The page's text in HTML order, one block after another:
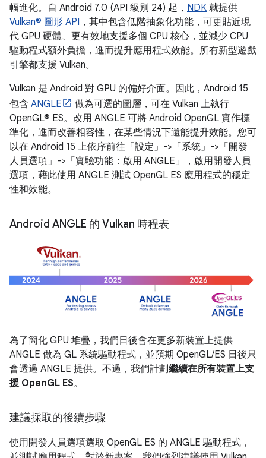
幅進化。自 Android 7.0 (API 級別 24) 起， NDK 就提供
Vulkan® 圖形 API ，其中包含低階抽象化功能，可更貼近現
代 GPU 硬體、更有效地支援多個 CPU 核心，並減少 CPU
驅動程式額外負擔，進而提升應用程式效能。所有新型遊戲
引擎都支援 Vulkan。
Vulkan 是 Android 對 GPU 的偏好介面。因此，Android 15
包含 ANGLE
做為可選的圖層，可在 Vulkan 上執行
OpenGL® ES。改用 ANGLE 可將 Android OpenGL 實作標
準化，進而改善相容性，在某些情況下還能提升效能。您可
以在 Android 15 上依序前往「設定」->「系統」->「開發
人員選項」->「實驗功能：啟用 ANGLE」
，啟用開發人員
選項，藉此使用 ANGLE 測試 OpenGL ES 應用程式的穩定
性和效能。
Android ANGLE 的 Vulkan 時程表
為了簡化 GPU 堆疊，我們日後會在更多新裝置上提供
ANGLE 做為 GL 系統驅動程式，並預期 OpenGL/ES 日後只
會透過 ANGLE 提供。不過，我們計劃繼續在所有裝置上支
援 OpenGL ES。
建議採取的後續步驟
使用開發人員選項選取 OpenGL ES 的 ANGLE 驅動程式，